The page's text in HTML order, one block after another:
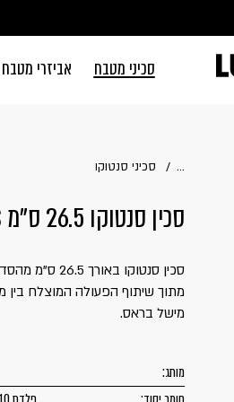
סכיני מטבח אביזרי מטבח
כבר רשומים?
זכור אותי
... סכיני סנטוקו
סכין סנטוקו 26.5 ס"מ KAI | MICHEL BRAS
מישל בראס.
מותג: